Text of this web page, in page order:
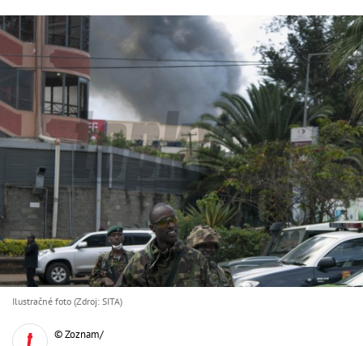
Ilustračné foto (Zdroj: SITA)
© Zoznam/